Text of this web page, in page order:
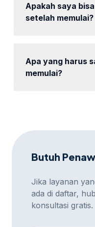
Apakah saya
setelah memulai?
Apa yang harus
memulai?
Butuh
Jika layanan
ada di daftar,
konsultasi gratis.